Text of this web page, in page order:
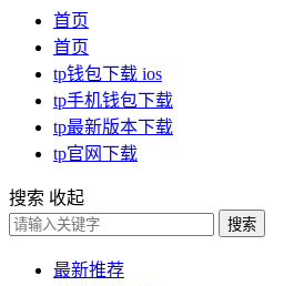
首页
首页
tp钱包下载 ios
tp手机钱包下载
tp最新版本下载
tp官网下载
搜索 收起
搜索
最新推荐